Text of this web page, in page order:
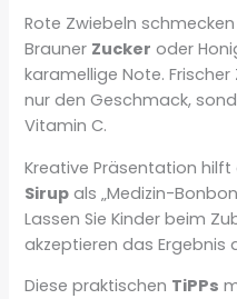
Rote Zwiebeln
Brauner Zucker oder
karamellige Note.
nur den Geschmack,
Vitamin C.
Kreative Präsentation hilft
Sirup als „Medizin-
Lassen Sie Kinder beim
akzeptieren das Ergebnis
Diese praktischen TiPPs